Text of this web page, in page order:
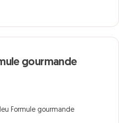
Dîner croisière Formule gourmande
gourmande
Formule gourmande